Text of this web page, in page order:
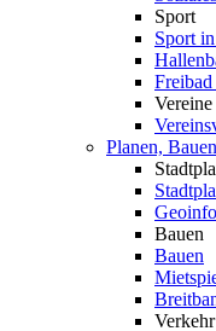
Sport
Sport
Planen,
Bauen
Bauen
Verkehr